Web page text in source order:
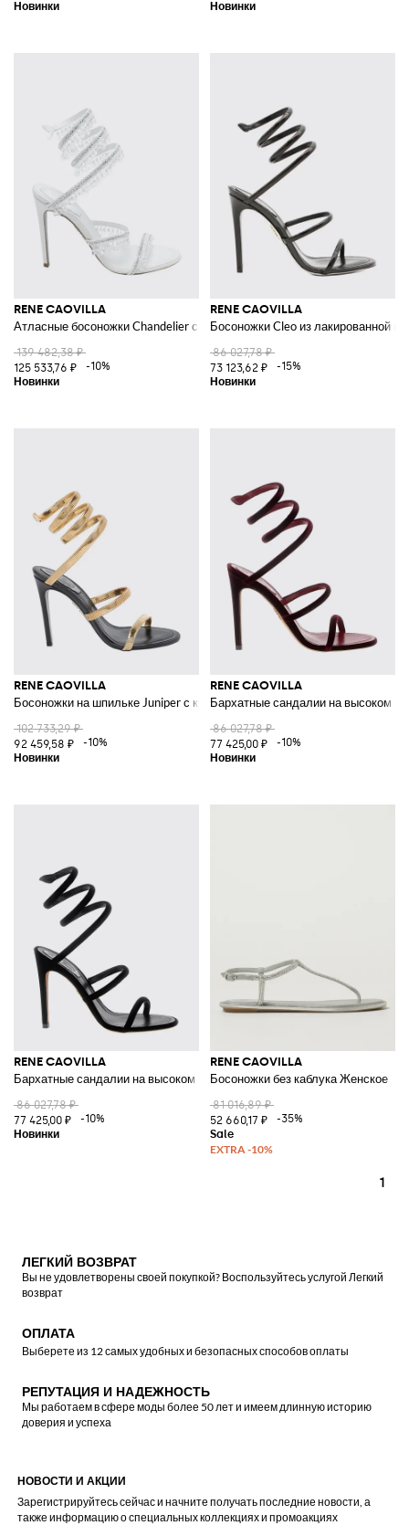
RENE CAOVILLA
Атласные босоножки Chandelier с кристаллами и ремешком Snake
139 482,38 ₽
125 533,76 ₽
-10%
RENE CAOVILLA
Босоножки Cleo из лакированной
86 027,78 ₽
73 123,62 ₽
-15%
RENE CAOVILLA
Босоножки на шпильке Juniper с культовым ремешком-змейкой
102 733,29 ₽
92 459,58 ₽
-10%
RENE CAOVILLA
Бархатные сандалии на высоком
86 027,78 ₽
77 425,00 ₽
-10%
RENE CAOVILLA
Бархатные сандалии на высоком каблуке с ремешком-змейкой и
86 027,78 ₽
77 425,00 ₽
-10%
RENE CAOVILLA
Босоножки без каблука Женское
81 016,89 ₽
52 660,17 ₽
-35%
1
ЛЕГКИЙ ВОЗВРАТ
Вы не удовлетворены своей покупкой? Воспользуйтесь услугой Легкий
возврат
ОПЛАТА
Выберете из 12 самых удобных и безопасных способов оплаты
РЕПУТАЦИЯ И НАДЕЖНОСТЬ
Мы работаем в сфере моды более 50 лет и имеем длинную историю
доверия и успеха
НОВОСТИ И АКЦИИ
Зарегистрируйтесь сейчас и начните получать последние новости, а
также информацию о специальных коллекциях и промоакциях